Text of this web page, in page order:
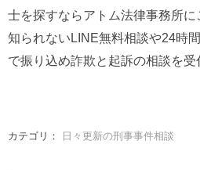
士を探すならアトム法律事務所
知られないLINE無料相談や24時
で振り込め詐欺と起訴の相談を受
カテゴリ： 日々更新の刑事事件相談